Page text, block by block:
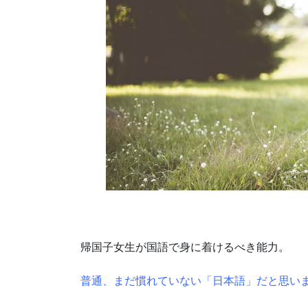
帰国子女生が国語で身に着けるべき能力。
普通、まだ慣れていない「日本語」だと思い